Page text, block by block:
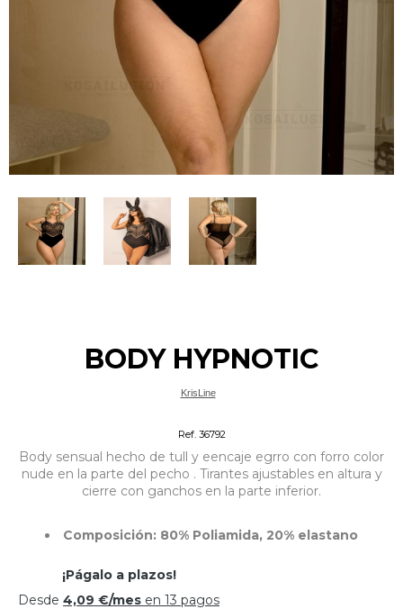
BODY HYPNOTIC
KrisLine
Ref. 36792
Body sensual hecho de tull y eencaje egrro con forro color
nude en la parte del pecho . Tirantes ajustables en altura y
cierre con ganchos en la parte inferior.
Composición: 80% Poliamida, 20% elastano